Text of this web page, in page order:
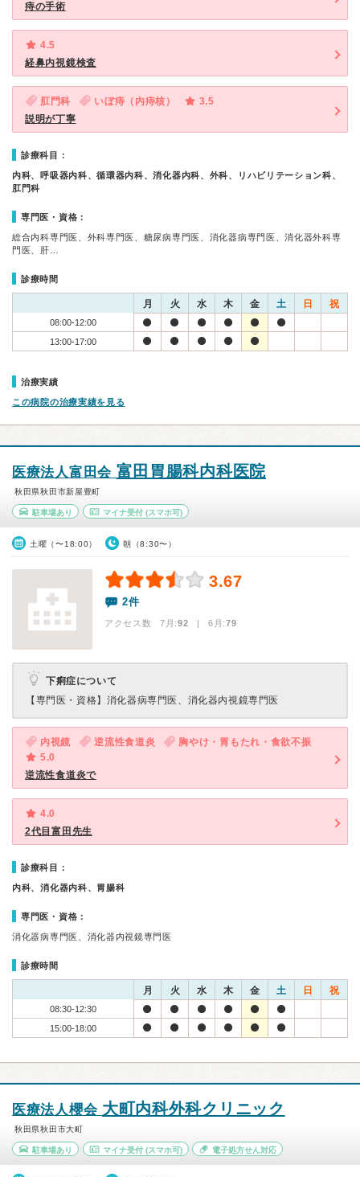
痔の手術
4.5
経鼻内視鏡検査
肛門科 いぼ痔（内痔核）
3.5
説明が丁寧
診療科目：
内科、呼吸器内科、循環器内科、消化器内科、外科、リハビリテーション科、
肛門科
専門医・資格：
総合内科専門医、外科専門医、糖尿病専門医、消化器病専門医、消化器外科専
門医、肝…
診療時間
月 火 水 木 金 土 日 祝
08:00-12:00
13:00-17:00
治療実績
この病院の治療実績を見る
医療法人富田会 富田胃腸科内科医院
秋田県秋田市新屋豊町
駐車場あり マイナ受付(スマホ可)
土曜（〜18:00） 朝（8:30〜）
3.67
2件
アクセス数 7月:92 | 6月:79
下痢症について
【専門医・資格】 消化器病専門医、消化器内視鏡専門医
内視鏡 逆流性食道炎
胸やけ・胃もたれ・食欲不振
5.0
逆流性食道炎で
4.0
2代目富田先生
診療科目：
内科、消化器内科、胃腸科
専門医・資格：
消化器病専門医、消化器内視鏡専門医
診療時間
月 火 水 木 金 土 日 祝
08:30-12:30
15:00-18:00
医療法人櫻会 大町内科外科クリニック
秋田県秋田市大町
駐車場あり マイナ受付(スマホ可) 電子処方せん対応